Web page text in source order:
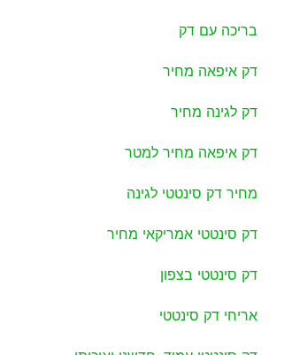
בריכה עם דק
דק איפאה מחיר
דק לגינה מחיר
דק איפאה מחיר למטר
מחיר דק סינטטי לגינה
דק סינטטי אמריקאי מחיר
דק סינטטי בצפון
אריחי דק סינטטי